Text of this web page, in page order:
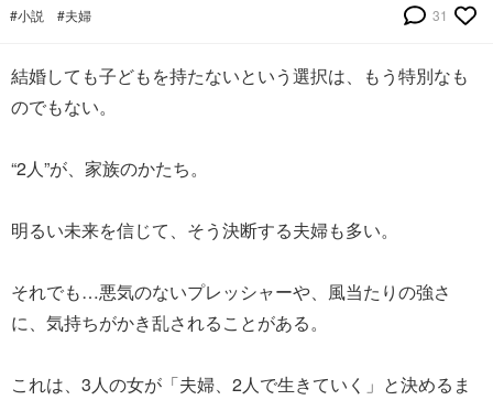
#小説 #夫婦 31
結婚しても子どもを持たないという選択は、もう特別なも
のでもない。
“2人”が、家族のかたち。
明るい未来を信じて、そう決断する夫婦も多い。
それでも…悪気のないプレッシャーや、風当たりの強さ
に、気持ちがかき乱されることがある。
これは、3人の女が「夫婦、2人で生きていく」と決めるま